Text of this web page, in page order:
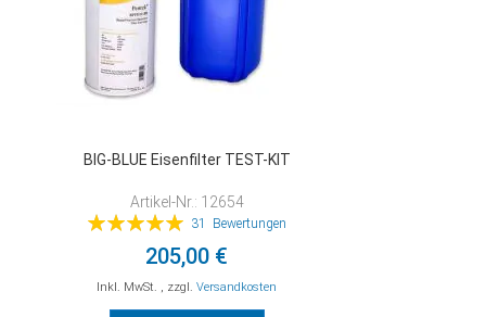
BIG-BLUE Eisenfilter TEST-KIT
Artikel-Nr.: 12654
Bewertung:
31 Bewertungen
205,00 €
Inkl. MwSt. , zzgl.Versandkosten